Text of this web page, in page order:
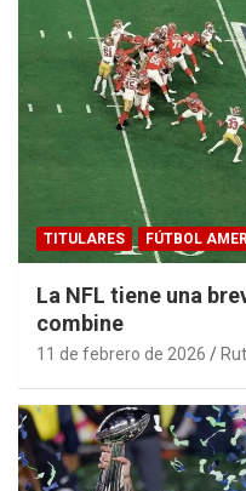
TITULARES FÚTBOL
La NFL tiene una
combine
11 de febrero de 2026